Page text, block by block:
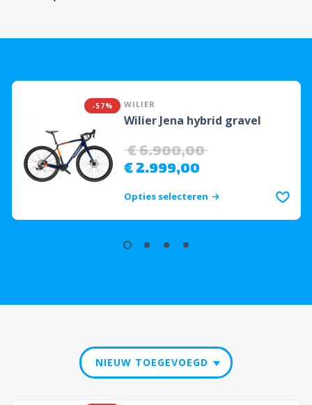
-57% WILIER
Wilier Jena hybrid gravel
€6.900,00
€2.999,00
Opties selecteren
NIEUW TOEGEVOEGD